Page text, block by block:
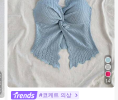
14
#코케트 의상